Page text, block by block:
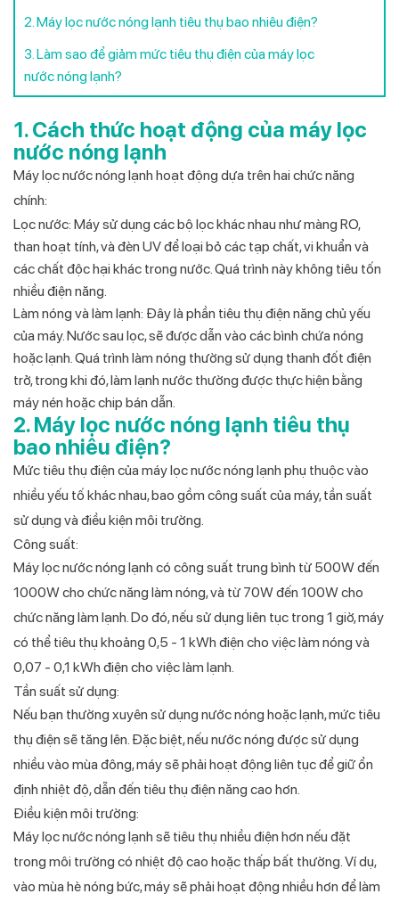
2. Máy lọc nước nóng lạnh tiêu thụ bao nhiêu điện?
3. Làm sao để giảm mức tiêu thụ điện của máy lọc
nước nóng lạnh?
1. Cách thức hoạt động của máy lọc
nước nóng lạnh
Máy lọc nước nóng lạnh hoạt động dựa trên hai chức năng
chính:
Lọc nước: Máy sử dụng các bộ lọc khác nhau như màng RO,
than hoạt tính, và đèn UV để loại bỏ các tạp chất, vi khuẩn và
các chất độc hại khác trong nước. Quá trình này không tiêu tốn
nhiều điện năng.
Làm nóng và làm lạnh: Đây là phần tiêu thụ điện năng chủ yếu
của máy. Nước sau lọc, sẽ được dẫn vào các bình chứa nóng
hoặc lạnh. Quá trình làm nóng thường sử dụng thanh đốt điện
trở, trong khi đó, làm lạnh nước thường được thực hiện bằng
máy nén hoặc chip bán dẫn.
2. Máy lọc nước nóng lạnh tiêu thụ
bao nhiêu điện?
Mức tiêu thụ điện của máy lọc nước nóng lạnh phụ thuộc vào
nhiều yếu tố khác nhau, bao gồm công suất của máy, tần suất
sử dụng và điều kiện môi trường.
Công suất:
Máy lọc nước nóng lạnh có công suất trung bình từ 500W đến
1000W cho chức năng làm nóng, và từ 70W đến 100W cho
chức năng làm lạnh. Do đó, nếu sử dụng liên tục trong 1 giờ, máy
có thể tiêu thụ khoảng 0,5 - 1 kWh điện cho việc làm nóng và
0,07 - 0,1 kWh điện cho việc làm lạnh.
Tần suất sử dụng:
Nếu bạn thường xuyên sử dụng nước nóng hoặc lạnh, mức tiêu
thụ điện sẽ tăng lên. Đặc biệt, nếu nước nóng được sử dụng
nhiều vào mùa đông, máy sẽ phải hoạt động liên tục để giữ ổn
định nhiệt độ, dẫn đến tiêu thụ điện năng cao hơn.
Điều kiện môi trường:
Máy lọc nước nóng lạnh sẽ tiêu thụ nhiều điện hơn nếu đặt
trong môi trường có nhiệt độ cao hoặc thấp bất thường. Ví dụ,
vào mùa hè nóng bức, máy sẽ phải hoạt động nhiều hơn để làm